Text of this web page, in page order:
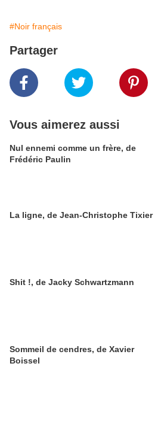
#Noir français
Partager
Vous aimerez aussi
Nul ennemi comme un frère, de
Frédéric Paulin
La ligne, de Jean-Christophe Tixier
Shit !, de Jacky Schwartzmann
Sommeil de cendres, de Xavier
Boissel